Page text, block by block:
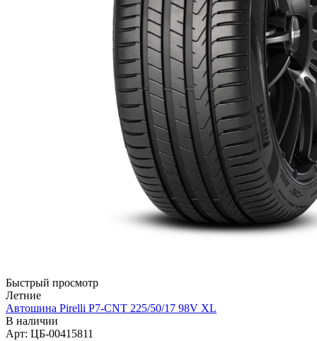
Быстрый просмотр
Летние
Автошина Pirelli P7-CNT 225/50/17 98V XL
В наличии
Арт: ЦБ-00415811